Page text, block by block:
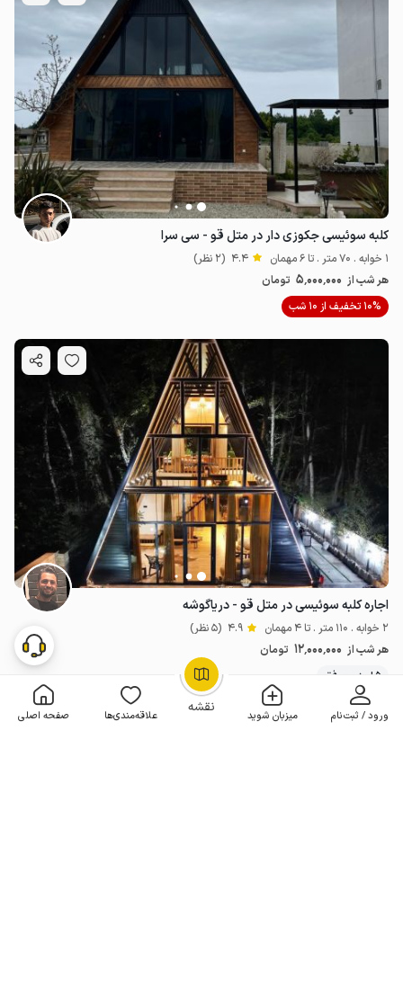
نقشه ورود / ثبت‌نام میزبان شوید علاقه‌مندی‌ها صفحه اصلی
OpenStreetMap
کلبه سوئیسی جکوزی دار در متل قو - سی سرا
1 خوابه . 70 متر . تا 6 مهمان 4.4 (2 نظر)
هر شب از 5٬000٬000 تومان
10% تخفیف از 10 شب
اجاره کلبه سوئیسی در متل قو - دریاگوشه
2 خوابه . 110 متر . تا 4 مهمان 4.9 (5 نظر)
هر شب از 12٬000٬000 تومان
5+ رزرو موفق